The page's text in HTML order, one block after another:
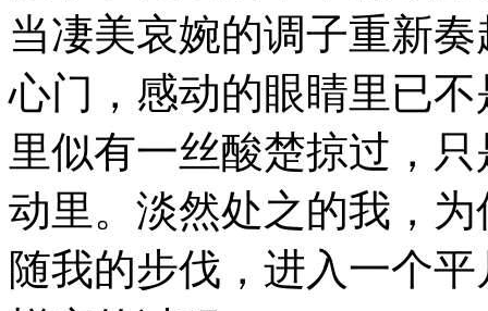
当凄美哀婉的调子重新
心门，感动的眼睛里已
里似有一丝酸楚掠过，
动里。淡然处之的我，
随我的步伐，进入一个